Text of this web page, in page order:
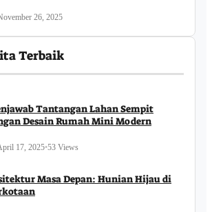
26, 2025
Terbaik
Tantangan Lahan Sempit
Desain Rumah Mini Modern
17, 2025•53 Views
Masa Depan: Hunian Hijau di